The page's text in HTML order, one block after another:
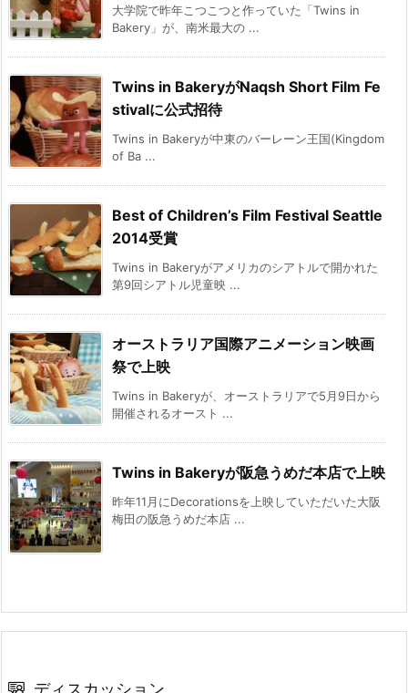
大学院で昨年こつこつと作っていた「Twins in
Bakery」が、南米最大の ...
Twins in BakeryがNaqsh Short Film Fe
stivalに公式招待
Twins in Bakeryが中東のバーレーン王国(Kingdom
of Ba ...
Best of Children’s Film Festival Seattle
2014受賞
Twins in Bakeryがアメリカのシアトルで開かれた
第9回シアトル児童映 ...
オーストラリア国際アニメーション映画
祭で上映
Twins in Bakeryが、オーストラリアで5月9日から
開催されるオースト ...
Twins in Bakeryが阪急うめだ本店で上映
昨年11月にDecorationsを上映していただいた大阪
梅田の阪急うめだ本店 ...
ディスカッション